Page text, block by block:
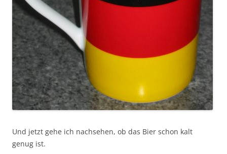
Und jetzt gehe ich nachsehen, ob das Bier schon kalt
genug ist.